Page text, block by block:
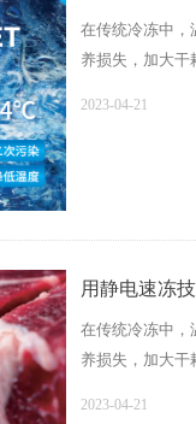
在传统冷冻中，
养损失，加大
2023-04-21
用静电速冻
在传统冷冻中，
养损失，加大
2023-04-21